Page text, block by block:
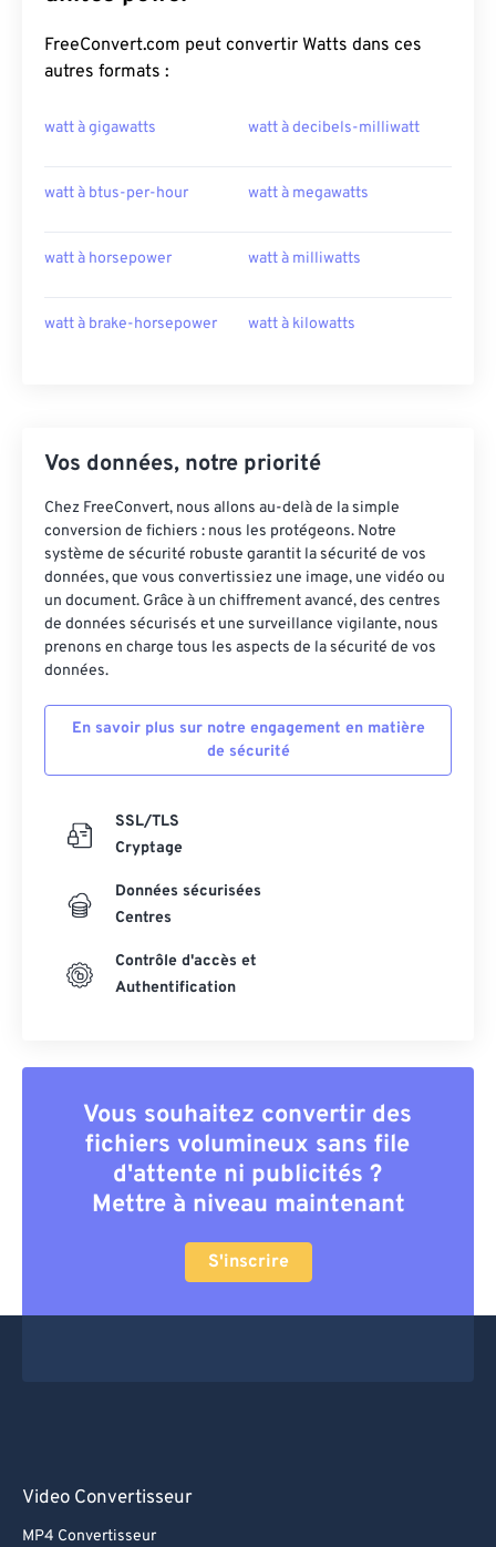
FreeConvert.com peut convertir Watts dans ces
autres formats :
watt à gigawatts watt à decibels-milliwatt
watt à btus-per-hour watt à megawatts
watt à horsepower watt à milliwatts
watt à brake-horsepower watt à kilowatts
Vos données, notre priorité
Chez FreeConvert, nous allons au-delà de la simple
conversion de fichiers : nous les protégeons. Notre
système de sécurité robuste garantit la sécurité de vos
données, que vous convertissiez une image, une vidéo ou
un document. Grâce à un chiffrement avancé, des centres
de données sécurisés et une surveillance vigilante, nous
prenons en charge tous les aspects de la sécurité de vos
données.
En savoir plus sur notre engagement en matière
de sécurité
SSL/TLS
Cryptage
Données sécurisées
Centres
Contrôle d'accès et
Authentification
Vous souhaitez convertir des
fichiers volumineux sans file
d'attente ni publicités ?
Mettre à niveau maintenant
S'inscrire
Video Convertisseur
MP4 Convertisseur